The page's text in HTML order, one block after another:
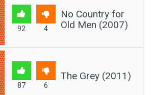
92 4
No Country for
Old Men (2007)
87 6
The Grey (2011)